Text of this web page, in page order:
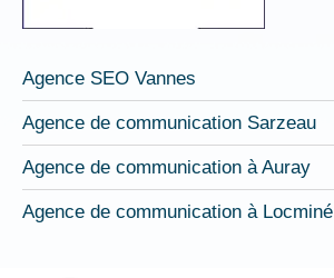
Agence SEO Vannes
Agence de communication Sarzeau
Agence de communication à Auray
Agence de communication à Locminé